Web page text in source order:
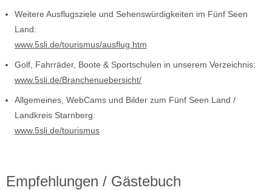
Weitere Ausflugsziele und Sehenswürdigkeiten im Fünf Seen
Land:
www.5sli.de/tourismus/ausflug.htm
Golf, Fahrräder, Boote & Sportschulen in unserem Verzeichnis:
www.5sli.de/Branchenuebersicht/
Allgemeines, WebCams und Bilder zum Fünf Seen Land /
Landkreis Starnberg:
www.5sli.de/tourismus
Empfehlungen / Gästebuch